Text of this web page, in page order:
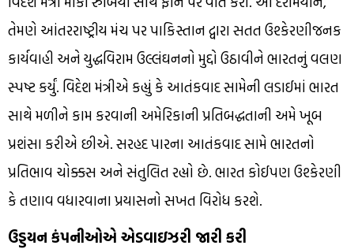
તેમણે આંતરરાષ્ટ્રીય મંચ પર પાકિસ્તાન દ્વારા સતત ઉશ્કેરણીજનક
કાર્યવાહી અને યુદ્ધવિરામ ઉલ્લંઘનનો મુદ્દો ઉઠાવીને ભારતનું વલણ
સ્પષ્ટ કર્યું. વિદેશ મંત્રીએ કહ્યું કે આતંકવાદ સામેની લડાઈમાં ભારત
સાથે મળીને કામ કરવાની અમેરિકાની પ્રતિબદ્ધતાની અમે ખૂબ
પ્રશંસા કરીએ છીએ. સરહદ પારના આતંકવાદ સામે ભારતનો
પ્રતિભાવ ચોક્કસ અને સંતુલિત રહ્યો છે. ભારત કોઈપણ ઉશ્કેરણી
કે તણાવ વધારવાના પ્રયાસનો સખત વિરોધ કરશે.
ઉડ્ડયન કંપનીઓએ એડવાઇઝરી જારી કરી